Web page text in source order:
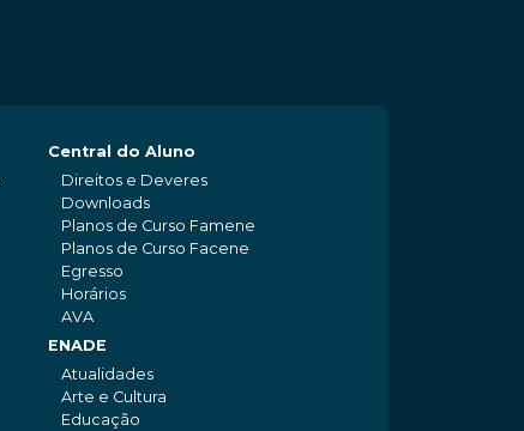
Central do Aluno
Direitos e Deveres
Downloads
Planos de Curso Famene
Planos de Curso Facene
Egresso
Horários
AVA
ENADE
Atualidades
Arte e Cultura
Educação